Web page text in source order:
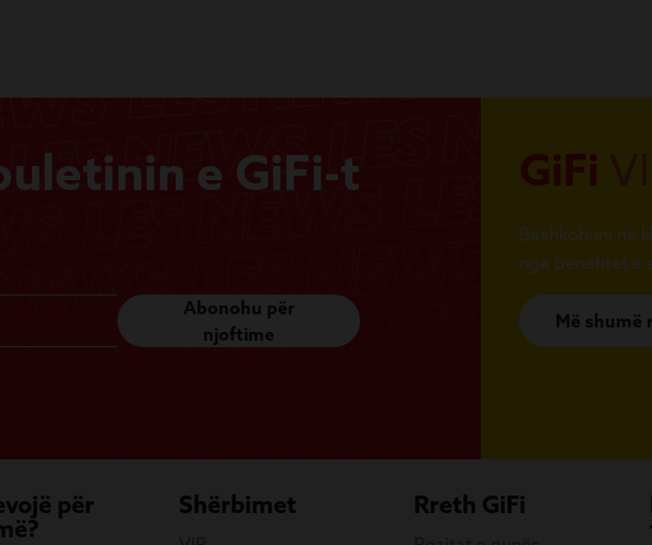
e GiFi-t
Abonohu për
njoftime
GiFi
Bashkohuni në
nga benefitet e
Më shumë
për Shërbimet Rreth GiFi